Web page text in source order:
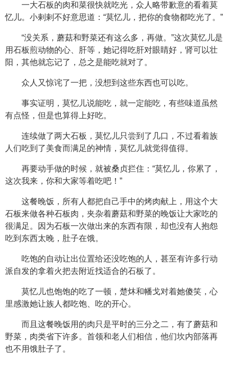
一大石板的肉和菜很快就吃光，众人略带歉意的看着莫
忆儿。小剌剌不好意思道：“莫忆儿，把你的食物都吃光了。”
“没关系，蘑菇和野菜还有这么多，再做。”这次莫忆儿是
用石板煎动物的心、肝等，她记得吃肝对眼睛好，肾可以壮
阳，其他就忘记了，总之是能吃就对了。
众人又惊诧了一把，没想到这些东西也可以吃。
事实证明，莫忆儿说能吃，就一定能吃，有些味道虽然
有点怪，但是也算得上好吃。
连续做了两大石板，莫忆儿只尝到了几口，不过看着族
人们吃到了美食而满足的神情，莫忆儿就觉得值得。
再要动手做的时候，就被桑贞拦住：“莫忆儿，你累了，
这次我来，你和大家等着吃吧！”
这餐晚饭，所有人都把自己手中的烤肉献上，用这个大
石板来做各种石板肉，夹杂着蘑菇和野菜的晚饭让大家吃的
很满足。因为石板一次做出来的东西有限，却也没有人抱怨
吃到东西太晚，肚子在饿。
吃饱的自动让出位置给还没吃饱的人，甚至有许多行动
派自发的拿着火把去附近找适合的石板了。
莫忆儿也饱饱的吃了一顿，楚炑和幡戈对着她傻笑，心
里感激她让族人都吃饱、吃的开心。
而且这餐晚饭用的肉只是平时的三分之二，有了蘑菇和
野菜，肉类省下许多。首领和老人们相信，他们坎内部落再
也不用饿肚子了。